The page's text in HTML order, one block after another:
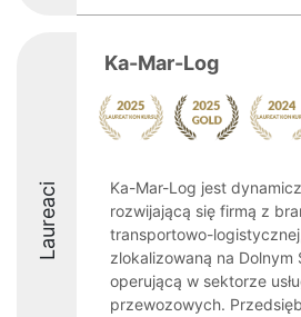
Laureaci
Ka-Mar-Log
Ka-Mar-Log jest
rozwijającą się firmą z
transportowo-
zlokalizowaną na Dolnym
operującą w sektorze
przewozowych.